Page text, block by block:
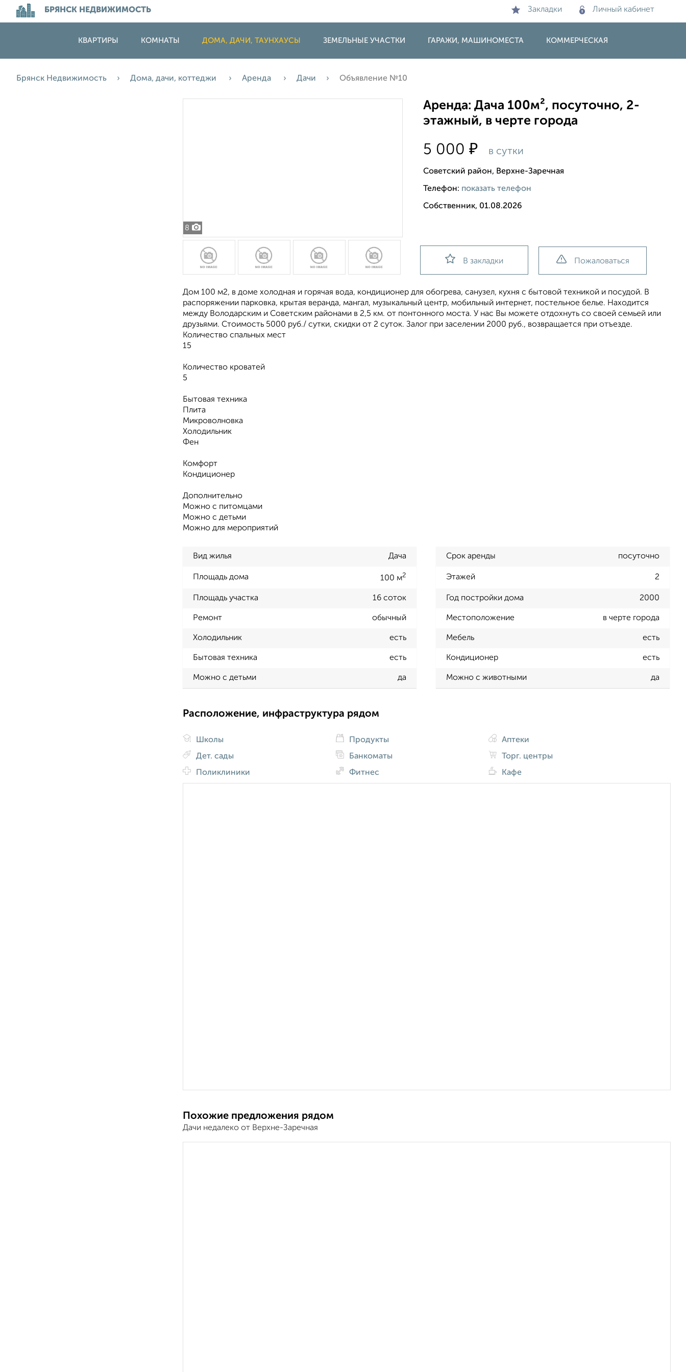
БРЯНСК НЕДВИЖИМОСТЬ Закладки Личный кабинет
КВАРТИРЫ КОМНАТЫ ДОМА, ДАЧИ, ТАУНХАУСЫ ЗЕМЕЛЬНЫЕ УЧАСТКИ ГАРАЖИ, МАШИНОМЕСТА КОММЕРЧЕСКАЯ
Брянск Недвижимость Дома, дачи, коттеджи Аренда Дачи Объявление №10
8
Аренда: Дача 100м², посуточно, 2-
этажный, в черте города
5 000₽ в сутки
Советский район, Верхне-Заречная
Телефон: показать телефон
Собственник, 01.08.2026
В закладки Пожаловаться
Дом 100 м2, в доме холодная и горячая вода, кондиционер для обогрева, санузел, кухня с бытовой техникой и посудой. В
распоряжении парковка, крытая веранда, мангал, музыкальный центр, мобильный интернет, постельное белье. Находится
между Володарским и Советским районами в 2,5 км. от понтонного моста. У нас Вы можете отдохнуть со своей семьей или
друзьями. Стоимость 5000 руб./ сутки, скидки от 2 суток. Залог при заселении 2000 руб., возвращается при отъезде.
Количество спальных мест
15
Количество кроватей
5
Бытовая техника
Плита
Микроволновка
Холодильник
Фен
Комфорт
Кондиционер
Дополнительно
Можно с питомцами
Можно с детьми
Можно для мероприятий
Вид жилья Дача Срок аренды посуточно
Площадь дома 100 м2 Этажей 2
Площадь участка 16 соток Год постройки дома 2000
Ремонт обычный Местоположение в черте города
Холодильник есть Мебель есть
Бытовая техника есть Кондиционер есть
Можно с детьми да Можно с животными да
Расположение, инфраструктура рядом
Школы
Дет. сады
Поликлиники
Продукты
Банкоматы
Фитнес
Аптеки
Торг. центры
Кафе
Похожие предложения рядом
Дачи недалеко от Верхне-Заречная